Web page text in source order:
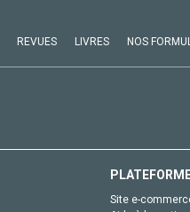
REVUES LIVRES NOS
Site e-